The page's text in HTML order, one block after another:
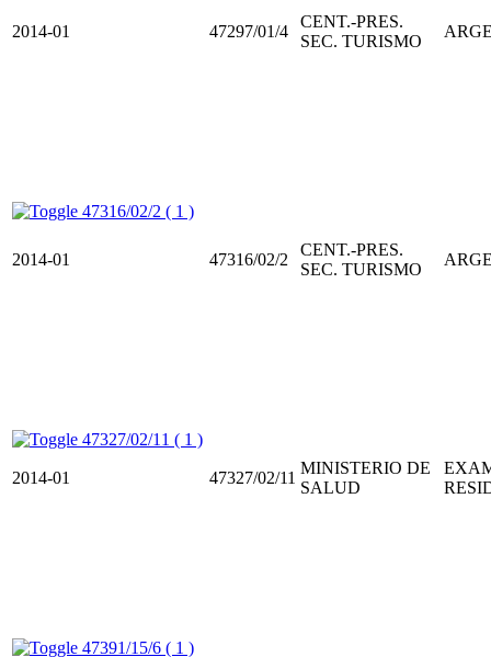
2014-01 47297/01/4
CENT.-PRES.
SEC. TURISMO
47316/02/2 ( 1 )
2014-01 47316/02/2
CENT.-PRES.
SEC. TURISMO
47327/02/11 ( 1 )
2014-01 47327/02/11
MINISTERIO DE
SALUD
47391/15/6 ( 1 )